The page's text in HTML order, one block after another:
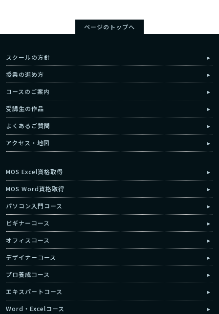
ページのトップへ
スクールの方針
授業の進め方
コースのご案内
受講生の作品
よくあるご質問
アクセス・地図
MOS Excel資格取得
MOS Word資格取得
パソコン入門コース
ビギナーコース
オフィスコース
デザイナーコース
プロ養成コース
エキスパートコース
Word・Excelコース